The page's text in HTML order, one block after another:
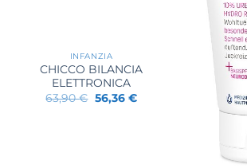
INFANZIA
CHICCO BILANCIA
ELETTRONICA
63,90€ Il
prezzo
56,36 €Il